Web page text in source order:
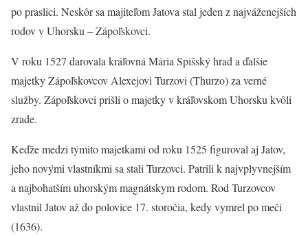
po praslici. Neskôr sa majiteľom Jatova stal jeden z najváženejších
rodov v Uhorsku – Zápoľskovci.
V roku 1527 darovala kráľovná Mária Spišský hrad a ďalšie
majetky Zápoľskovcov Alexejovi Turzovi (Thurzo) za verné
služby. Zápoľskovci prišli o majetky v kráľovskom Uhorsku kvôli
zrade.
Keďže medzi týmito majetkami od roku 1525 figuroval aj Jatov,
jeho novými vlastníkmi sa stali Turzovci. Patrili k najvplyvnejším
a najbohatším uhorským magnátskym rodom. Rod Turzovcov
vlastnil Jatov až do polovice 17. storočia, kedy vymrel po meči
(1636).